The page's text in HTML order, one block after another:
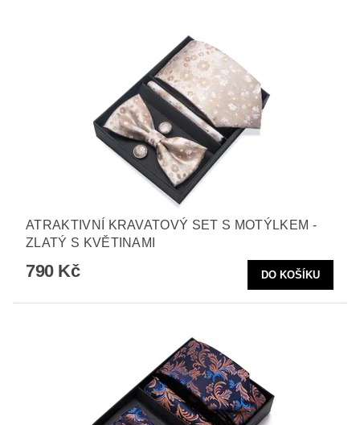
ATRAKTIVNÍ KRAVATOVÝ SET S MOTÝLKEM -
ZLATÝ S KVĚTINAMI
790 Kč